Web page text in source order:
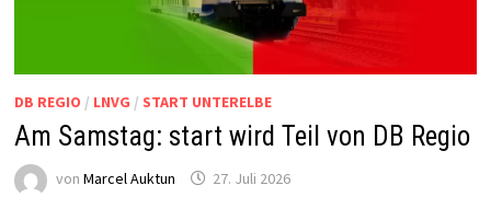
DB REGIO / LNVG / START UNTERELBE
Am Samstag: start wird Teil von DB Regio
von Marcel Auktun 27. Juli 2026